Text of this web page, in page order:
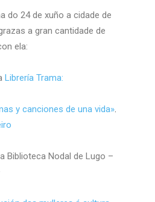
do 24 de xuño a cidade de
a gran cantidade de
ela:
Librería Trama:
y canciones de una vida».
Biblioteca Nodal de Lugo –